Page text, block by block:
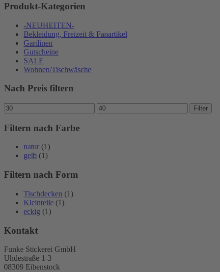
Produkt-Kategorien
-NEUHEITEN-
Bekleidung, Freizeit & Fanartikel
Gardinen
Gutscheine
SALE
Wohnen/Tischwäsche
Nach Preis filtern
Min.
Preis
Max.
Preis
Filter
Filtern nach Farbe
natur (1)
gelb (1)
Filtern nach Form
Tischdecken (1)
Kleinteile (1)
eckig (1)
Kontakt
Funke Stickerei GmbH
Uhdestraße 1-3
08309 Eibenstock